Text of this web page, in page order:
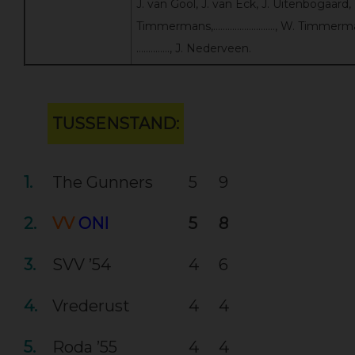
J. van Gool, J. van Eck, J. Uitenbogaard,
Timmermans,…………………….., W.
………….., J. Nederveen.
TUSSENSTAND:
1. The Gunners 5 9
2. VV ONI 5 8
3. SVV ’54 4 6
4. Vrederust 4 4
5. Roda ’55 4 4